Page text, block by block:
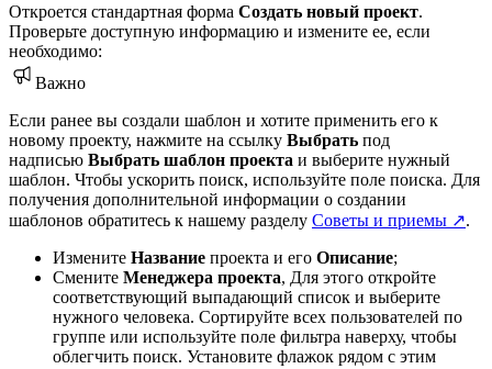
Откроется стандартная форма Создать новый проект.
Проверьте доступную информацию и измените ее, если
необходимо:
Важно
Если ранее вы создали шаблон и хотите применить его к
новому проекту, нажмите на ссылку Выбрать под
надписью Выбрать шаблон проекта и выберите нужный
шаблон. Чтобы ускорить поиск, используйте поле поиска. Для
получения дополнительной информации о создании
шаблонов обратитесь к нашему разделу Советы и приемы ↗.
Измените Название проекта и его Описание;
Смените Менеджера проекта, Для этого откройте
соответствующий выпадающий список и выберите
нужного человека. Сортируйте всех пользователей по
группе или используйте поле фильтра наверху, чтобы
облегчить поиск. Установите флажок рядом с этим